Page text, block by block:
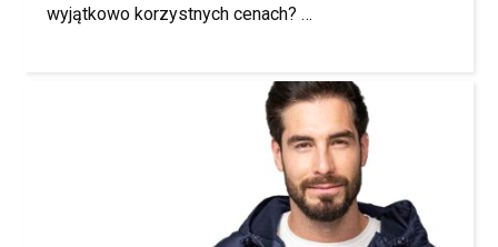
wyjątkowo korzystnych cenach? …